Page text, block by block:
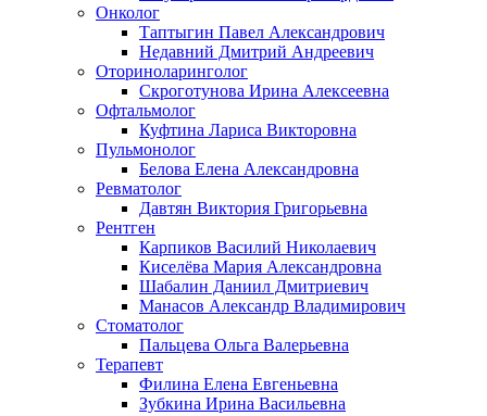
Онколог
Таптыгин Павел Александрович
Недавний Дмитрий Андреевич
Оториноларинголог
Скроготунова Ирина Алексеевна
Офтальмолог
Куфтина Лариса Викторовна
Пульмонолог
Белова Елена Александровна
Ревматолог
Давтян Виктория Григорьевна
Рентген
Карпиков Василий Николаевич
Киселёва Мария Александровна
Шабалин Даниил Дмитриевич
Манасов Александр Владимирович
Стоматолог
Пальцева Ольга Валерьевна
Терапевт
Филина Елена Евгеньевна
Зубкина Ирина Васильевна